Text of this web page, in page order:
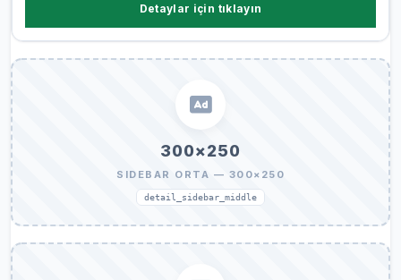
Detaylar için tıklayın
300×250
SIDEBAR ORTA — 300×250
detail_sidebar_middle